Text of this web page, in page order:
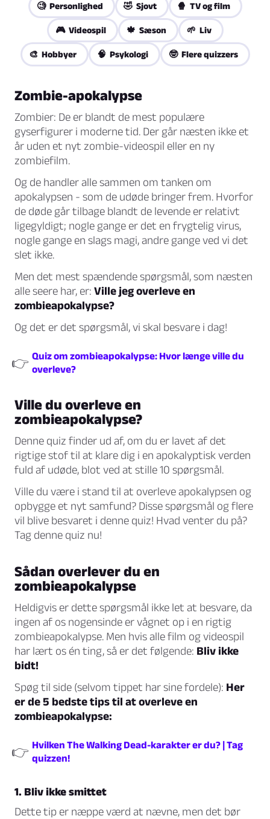
🧐 Personlighed 🤣 Sjovt 🍿 TV og film
🎮 Videospil 🍁 Sæson 🌱 Liv
🎨 Hobbyer 🧠 Psykologi 🤓 Flere quizzers
Zombie-apokalypse
Zombier: De er blandt de mest populære
gyserfigurer i moderne tid. Der går næsten ikke et
år uden et nyt zombie-videospil eller en ny
zombiefilm.
Og de handler alle sammen om tanken om
apokalypsen - som de udøde bringer frem. Hvorfor
de døde går tilbage blandt de levende er relativt
ligegyldigt; nogle gange er det en frygtelig virus,
nogle gange en slags magi, andre gange ved vi det
slet ikke.
Men det mest spændende spørgsmål, som næsten
alle seere har, er: Ville jeg overleve en
zombieapokalypse?
Og det er det spørgsmål, vi skal besvare i dag!
👉 Quiz om zombieapokalypse: Hvor længe ville du
overleve?
Ville du overleve en
zombieapokalypse?
Denne quiz finder ud af, om du er lavet af det
rigtige stof til at klare dig i en apokalyptisk verden
fuld af udøde, blot ved at stille 10 spørgsmål.
Ville du være i stand til at overleve apokalypsen og
opbygge et nyt samfund? Disse spørgsmål og flere
vil blive besvaret i denne quiz! Hvad venter du på?
Tag denne quiz nu!
Sådan overlever du en
zombieapokalypse
Heldigvis er dette spørgsmål ikke let at besvare, da
ingen af os nogensinde er vågnet op i en rigtig
zombieapokalypse. Men hvis alle film og videospil
har lært os én ting, så er det følgende: Bliv ikke
bidt!
Spøg til side (selvom tippet har sine fordele): Her
er de 5 bedste tips til at overleve en
zombieapokalypse:
👉 Hvilken The Walking Dead-karakter er du? | Tag
quizzen!
1. Bliv ikke smittet
Dette tip er næppe værd at nævne, men det bør